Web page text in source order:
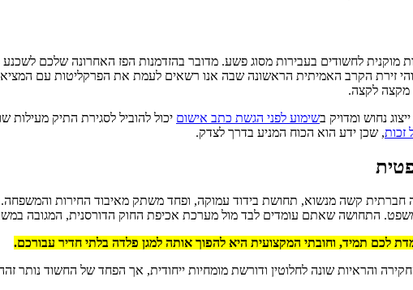
לחוק סדר הדין הפלילי, הוא זכות מוקנית לחשודים בעבירות מסוג פשע. מדובר בהזדמנות הפז
זירת הקרב האמיתית הראשונה שבה אנו רשאים לעמת את הפרקליטות עם
מקצה לקצה.
נחוש ומדויק בשימוע לפני הגשת כתב אישום יכול להוביל לסגירת התיק מעילות
זכות, שכן ידע הוא הכוח המניע בדרך לצדק.
חברתית קשה מנשוא, תחושת בידוד עמוקה, ופחד משתק מאיבוד החירות
התחושה שאתם עומדים לבד מול מערכת אכיפת החוק הדורסנית, המגובה
לכם תמיד, וחובתי המקצועית היא להפוך אותה למגן פלדה בלתי חדיר עבורכם.
והראיות שונה לחלוטין ודורשת מומחיות ייחודית, אך הפחד של החשוד נותר זהה